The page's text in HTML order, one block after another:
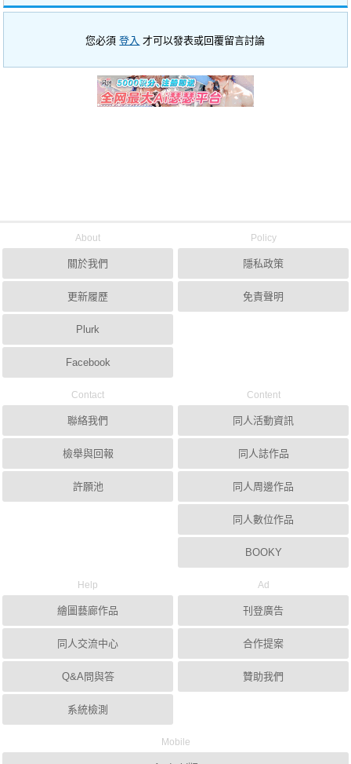
您必須登入 才可以發表或回覆留言討論
About
關於我們
更新履歷
Plurk
Facebook
Policy
隱私政策
免責聲明
Contact
聯絡我們
檢舉與回報
許願池
Content
同人活動資訊
同人誌作品
同人周邊作品
同人數位作品
BOOKY
Help
繪圖藝廊作品
同人交流中心
Q&A問與答
系統檢測
Ad
刊登廣告
合作提案
贊助我們
Mobile